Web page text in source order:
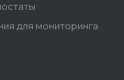
для мониторинга